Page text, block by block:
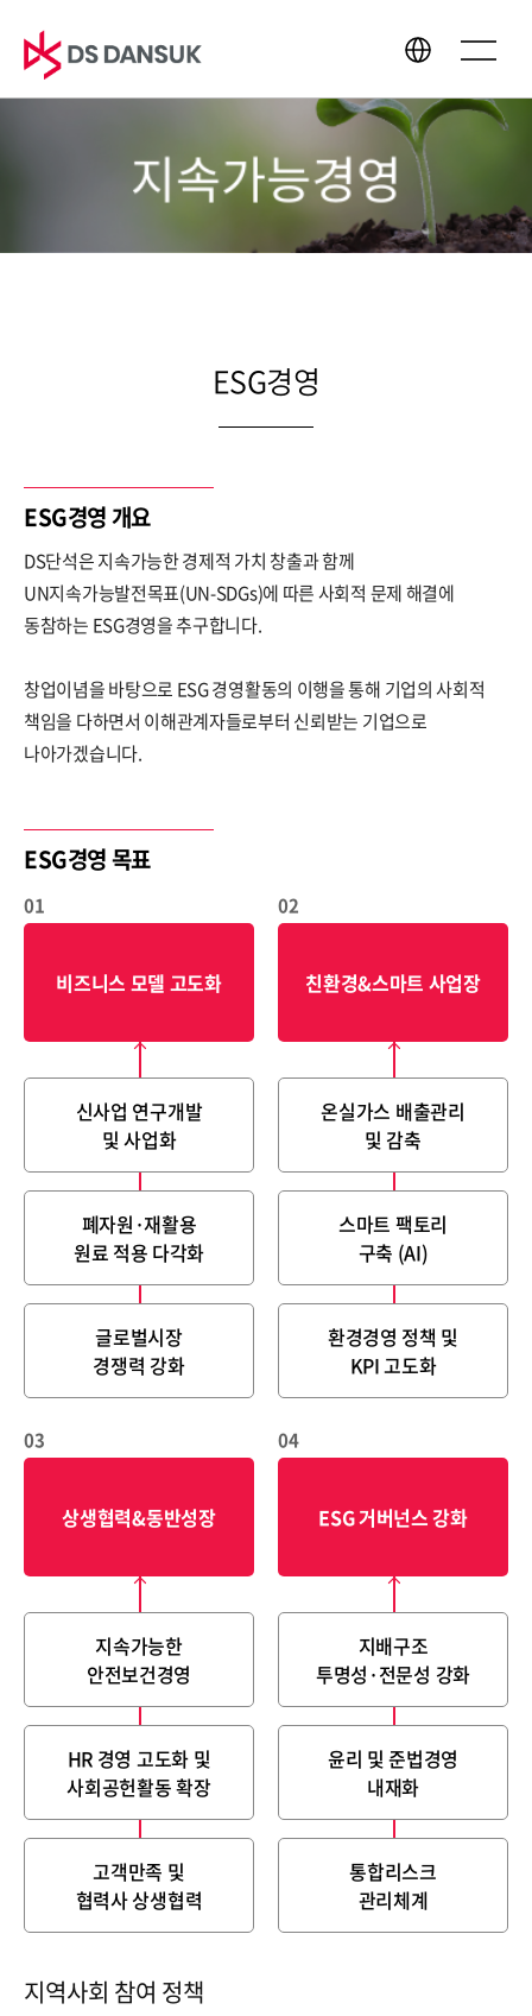
회사소개 사업영역
바이오에너지
지속가능경영
ESG경영
환경
지배구조
보고서
NEWS
인재채용
CONTACT
지속가능경영
ESG경영
ESG경영 개요
DS단석은 지속가능한 경제적 가치 창출과 함께
UN지속가능발전목표(UN-SDGs)에 따른 사회적 문제 해결에
동참하는 ESG경영을 추구합니다.
창업이념을 바탕으로 ESG 경영활동의 이행을 통해 기업의 사회적
책임을 다하면서 이해관계자들로부터 신뢰받는 기업으로
나아가겠습니다.
ESG경영 목표
01
비즈니스 모델 고도화
신사업 연구개발
및 사업화
폐자원·재활용
원료 적용 다각화
글로벌시장
경쟁력 강화
02
친환경&스마트 사업장
온실가스 배출관리
및 감축
스마트 팩토리
구축 (AI)
환경경영 정책 및
KPI 고도화
03
상생협력&동반성장
지속가능한
안전보건경영
HR 경영 고도화 및
사회공헌활동 확장
고객만족 및
협력사 상생협력
04
ESG 거버넌스 강화
지배구조
투명성·전문성 강화
윤리 및 준법경영
내재화
통합리스크
관리체계
지역사회 참여 정책